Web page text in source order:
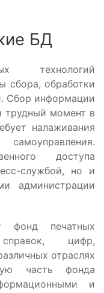
БД
технологий
сбора, обработки
Сбор информации
трудный момент в
налаживания
доступа
службой, но и
администрации
фонд печатных
цифр,
отраслях
часть фонда
и